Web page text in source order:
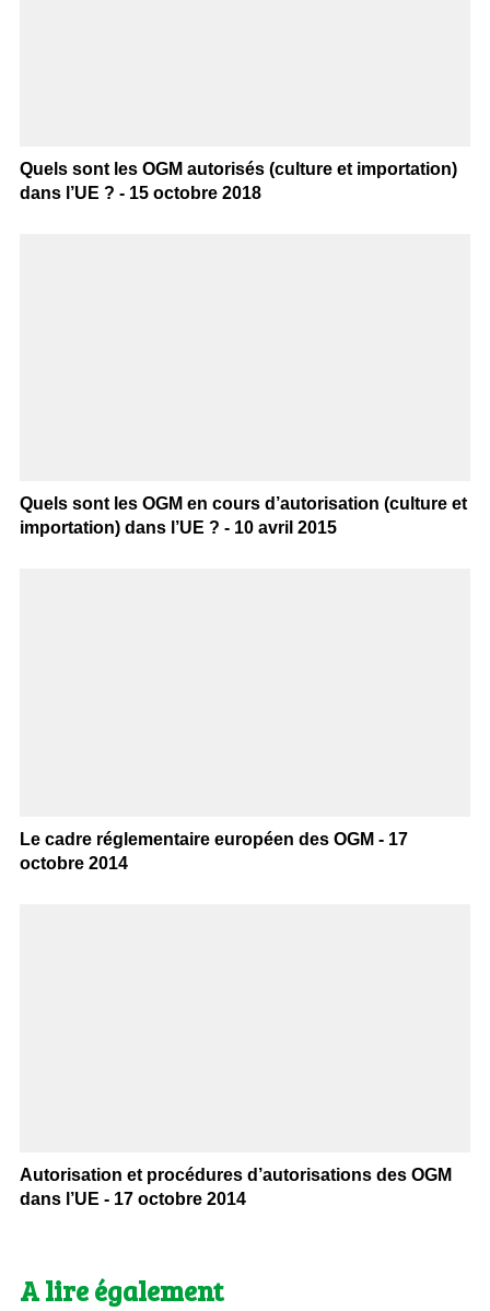
Quels sont les OGM autorisés (culture et importation)
dans l’UE ? - 15 octobre 2018
Quels sont les OGM en cours d’autorisation (culture et
importation) dans l’UE ? - 10 avril 2015
Le cadre réglementaire européen des OGM - 17
octobre 2014
Autorisation et procédures d’autorisations des OGM
dans l’UE - 17 octobre 2014
A lire également